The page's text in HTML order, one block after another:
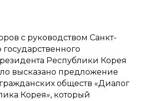
с руководством Санкт-
государственного
Республики Корея
высказано предложение
обществ «Диалог
Корея», который